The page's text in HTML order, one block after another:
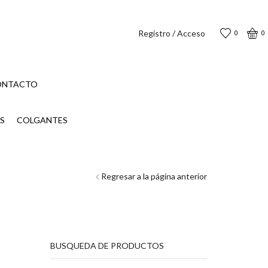
Registro / Acceso 0 0
COLGANTES
Regresar a la página anterior
BUSQUEDA DE PRODUCTOS